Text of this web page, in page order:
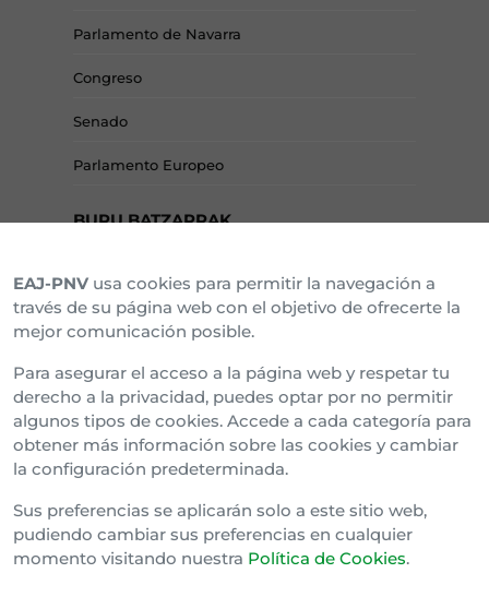
Parlamento de Navarra
Congreso
Senado
Parlamento Europeo
BURU BATZARRAK
Araba Buru Batzar
Bizkai Buru Batzar
Gipuzko Buru Batzar
Ipar Buru Batzar
Napar Buru Batzar
EAJ-PNV usa cookies para permitir la navegación a
través de su página web con el objetivo de ofrecerte la
mejor comunicación posible.
Para asegurar el acceso a la página web y respetar tu
derecho a la privacidad, puedes optar por no permitir
algunos tipos de cookies. Accede a cada categoría para
obtener más información sobre las cookies y cambiar
la configuración predeterminada.
Sus preferencias se aplicarán solo a este sitio web,
pudiendo cambiar sus preferencias en cualquier
momento visitando nuestra Política de Cookies.